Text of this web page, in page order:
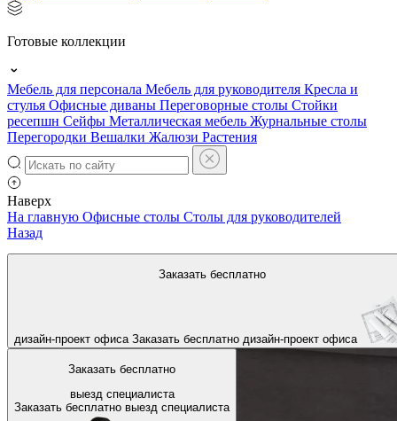
Готовые коллекции
Мебель для персонала Мебель для руководителя Кресла и
стулья Офисные диваны Переговорные столы Стойки
ресепшн Сейфы Металлическая мебель Журнальные столы
Перегородки Вешалки Жалюзи Растения
Наверх
Заказать бесплатно
дизайн-проект офиса Заказать бесплатно дизайн-проект офиса
Заказать бесплатно
выезд специалиста
Заказать бесплатно выезд специалиста
На главную Офисные столы Столы для руководителей
Назад